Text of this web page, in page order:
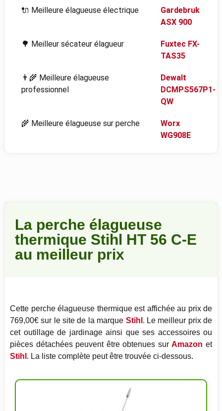
🔌 Meilleure élagueuse électrique
Gardebruk
ASX 900
🌳 Meilleur sécateur élagueur
Fuxtec FX-
TAS35
👨‍🌾 Meilleure élagueuse
professionnel
Dewalt
DCMPS567P1-
QW
🌾 Meilleure élagueuse sur perche
Worx
WG908E
La perche élagueuse
thermique Stihl HT 56 C-E
au meilleur prix
Cette perche élagueuse thermique est affichée au prix de
769,00€ sur le site de la marque Stihl . Le meilleur prix de
cet outillage de jardinage ainsi que ses accessoires ou
pièces détachées peuvent être obtenues surAmazon et
Stihl . La liste complète peut être trouvée ci-dessous.